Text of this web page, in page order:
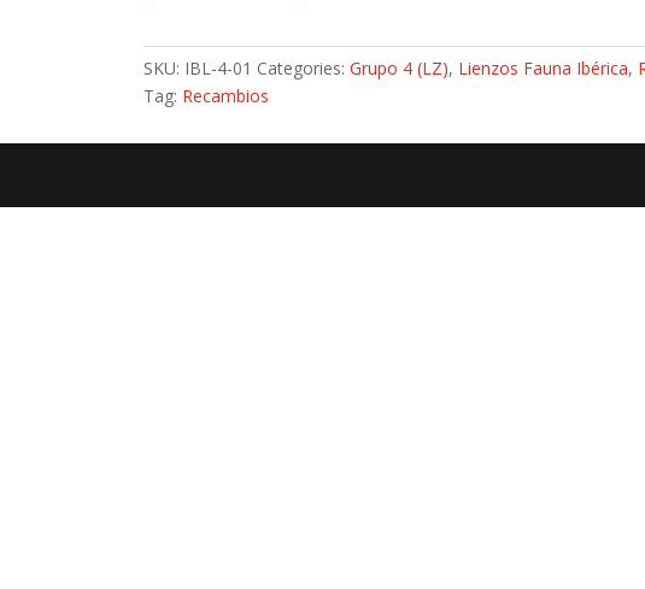
SKU: IBL-4-01 Categories: Grupo 4 (LZ), Lienzos Fauna Ibérica,
Tag: Recambios